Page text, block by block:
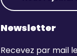
Newsletter
Recevez par mail